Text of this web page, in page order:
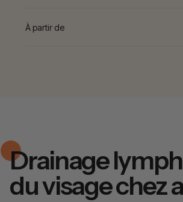
À partir de
Drainage
du visage chez